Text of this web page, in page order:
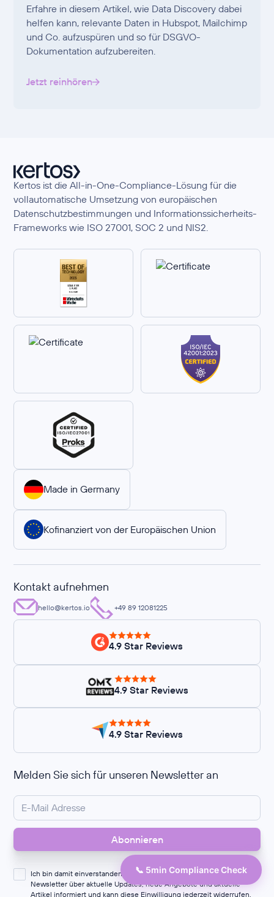
Erfahre in diesem Artikel, wie Data Discovery dabei
helfen kann, relevante Daten in Hubspot, Mailchimp
und Co. aufzuspüren und so für DSGVO-
Dokumentation aufzubereiten.
Jetzt reinhören
Kertos ist die All-in-One-Compliance-Lösung für die
vollautomatische Umsetzung von europäischen
Datenschutzbestimmungen und Informationssicherheits-
Frameworks wie ISO 27001, SOC 2 und NIS2.
Made in Germany
Kofinanziert von der Europäischen Union
Kontakt aufnehmen
hello@kertos.io +49 89 12081225
4.9 Star Reviews
4.9 Star Reviews
4.9 Star Reviews
Melden Sie sich für unseren Newsletter an
Ich bin damit einverstanden, dass mich die Kertos GmbH per
Newsletter über aktuelle Updates, neue Angebote und aktuelle
Artikel informiert und kann diese Einwilligung jederzeit widerrufen.
📞 5min Compliance Check